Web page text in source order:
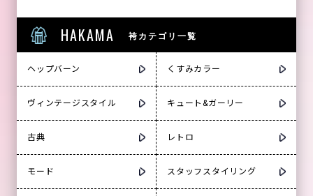
HAKAMA 袴カテゴリ一覧
ヘップバーン くすみカラー
ヴィンテージスタイル キュート&ガーリー
古典 レトロ
モード スタッフスタイリング